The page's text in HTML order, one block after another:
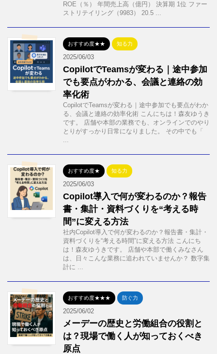
ROE（％） 年間売上高（億円） 決算期 1位 ファー
ストリテイリング（9983） 20.5 ...
おすすめ度★★ 知る力
2025/06/03
CopilotでTeamsが変わる｜途中参加
でも要点がわかる、会議と連絡の効
率化術
CopilotでTeamsが変わる｜途中参加でも要点がわか
る、会議と連絡の効率化術 こんにちは！森友ゆうき
です。 店舗や本部の業務でも、オンラインでのやり
とりがすっかり日常になりました。 その中でも「
...
おすすめ度★ 知る力
2025/06/03
Copilot導入で何が変わるのか？報告
書・集計・資料づくりを“考える時
間”に変える方法
社内Copilot導入で何が変わるのか？報告書・集計・
資料づくりを“考える時間”に変える方法 こんにち
は！森友ゆうきです。 店舗や本部で働くみなさん
は、日々こんな業務に追われていませんか？ 数字集
計に ...
おすすめ度★★★ 防ぐ力
2025/06/02
メーデーの歴史と労働組合の役割と
は？現場で働く人が知っておくべき
原点